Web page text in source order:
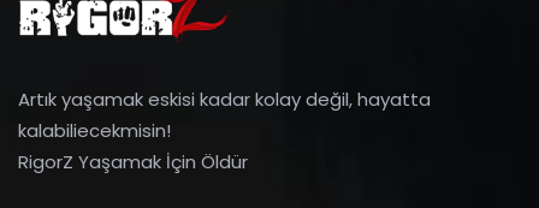
Artık yaşamak eskisi kadar kolay değil, hayatta
kalabiliecekmisin!
RigorZ Yaşamak İçin Öldür